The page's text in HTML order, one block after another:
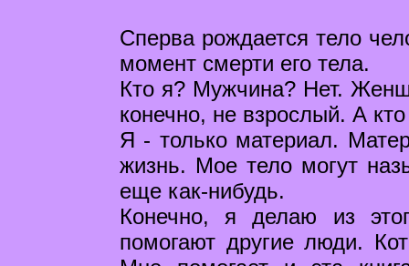
Сперва рождается тело
момент смерти его тела.
Кто я? Мужчина? Нет.
конечно, не взрослый. А
Я - только материал.
жизнь. Мое тело могут
еще как-нибудь.
Конечно, я делаю из
помогают другие люди.